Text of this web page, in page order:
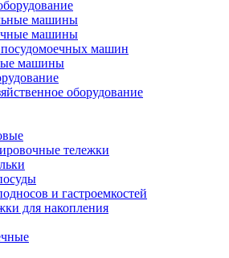
машины
машины
машин
машины
оборудование
тележки
и гастроемкостей
для накопления